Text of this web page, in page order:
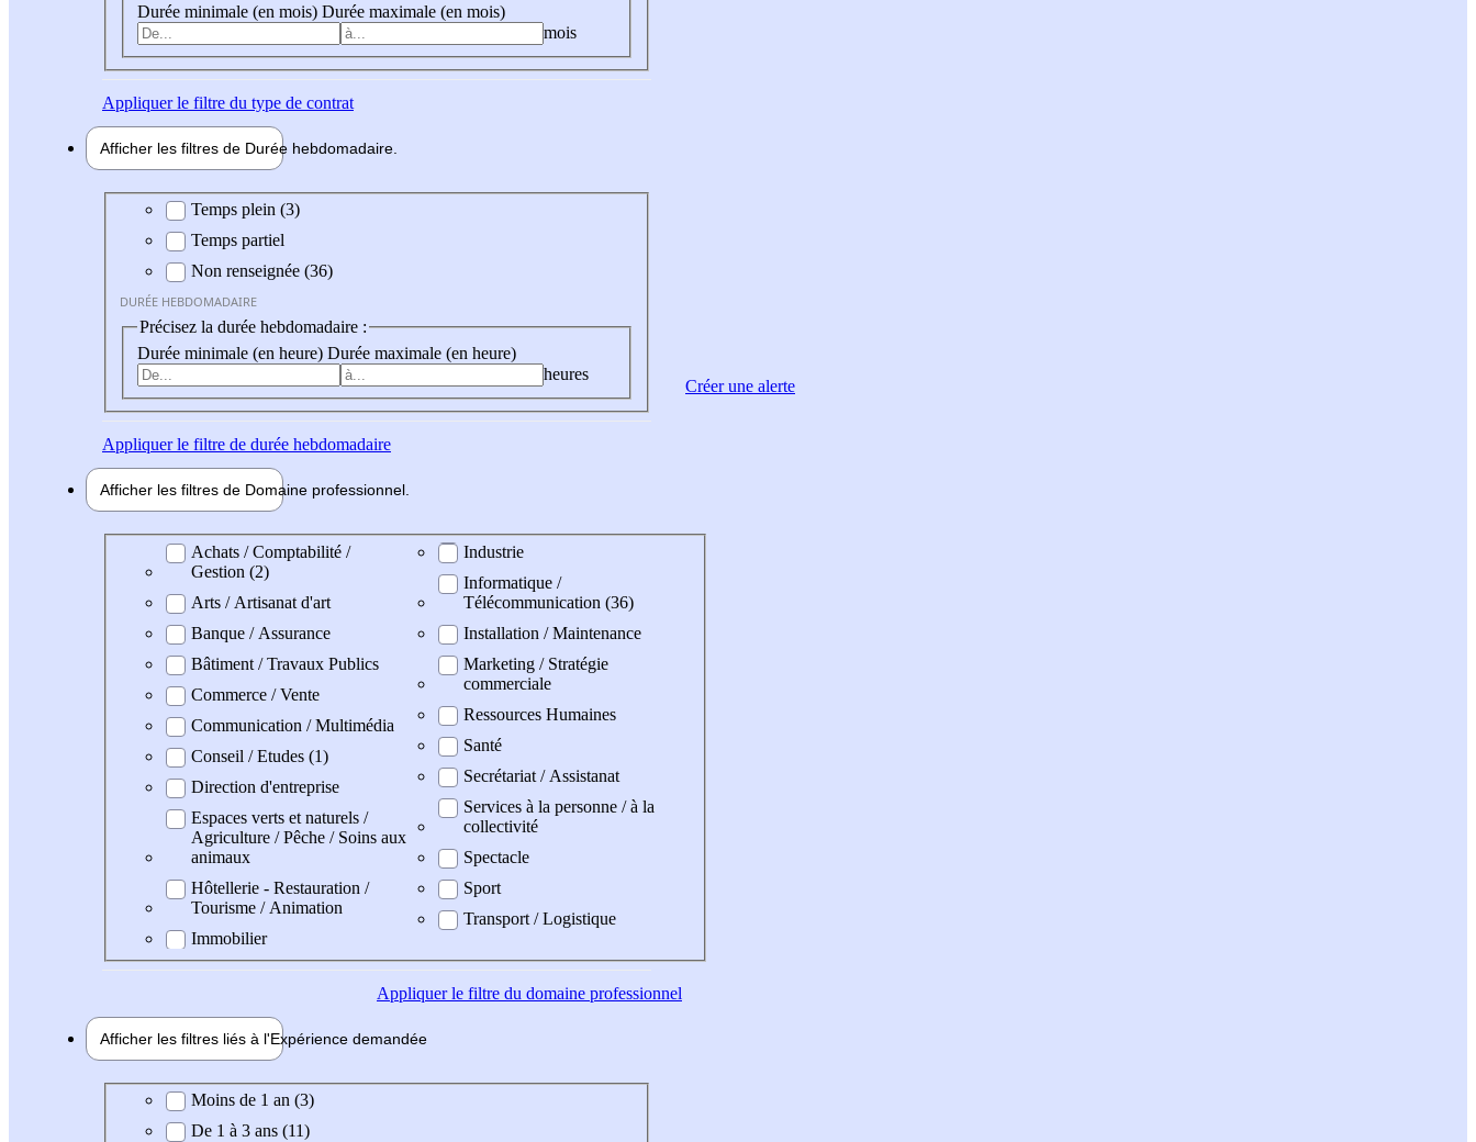
Durée minimale (en mois) Durée maximale (en mois)
mois
Appliquerle filtre du type de contrat
Afficher les filtres de Durée hebdomadaire
Durée hebdomadaire
Temps plein (3)
Temps partiel
Non renseignée (36)
DURÉE HEBDOMADAIRE
Précisez la durée hebdomadaire :
Durée minimale (en heure) Durée maximale (en heure)
heures
Appliquerle filtre de durée hebdomadaire
Afficher les filtres de Domaine professionnel
Domaine professionel
Achats / Comptabilité /
Gestion (2)
Arts / Artisanat d'art
Banque / Assurance
Bâtiment / Travaux Publics
Commerce / Vente
Communication / Multimédia
Conseil / Etudes (1)
Direction d'entreprise
Espaces verts et naturels /
Agriculture / Pêche / Soins aux
animaux
Hôtellerie - Restauration /
Tourisme / Animation
Immobilier
Industrie
Informatique /
Télécommunication (36)
Installation / Maintenance
Marketing / Stratégie
commerciale
Ressources Humaines
Santé
Secrétariat / Assistanat
Services à la personne / à la
collectivité
Spectacle
Sport
Transport / Logistique
Appliquerle filtre du domaine professionnel
Afficher les filtres liés à l'Expérience demandée
Expérience demandée
Moins de 1 an (3)
De 1 à 3 ans (11)
Créer une alerte